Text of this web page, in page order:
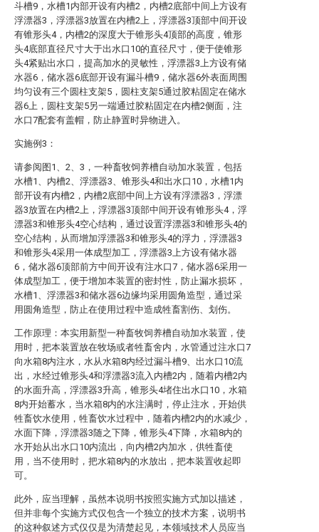
斗槽9，水槽1内部开设有内槽2，内槽2底部中间上方设有
浮漂器3，浮漂器3放置在内槽2上，浮漂器3顶部中间开设
有锥形头4，内槽2的深度大于锥形头4顶部的高度，锥形
头4底部直径尺寸大于出水口10的直径尺寸，便于使锥形
头4紧贴出水口，提高加水的灵敏性，浮漂器3上方设有储
水器6，储水器6底部开设有漏斗槽9，储水器6外表面周围
均匀设有三个圆柱支架5，圆柱支架5通过胶粘固定在储水
器6上，圆柱支架5另一端通过胶粘固定在内槽2侧面，注
水口7配套有盖帽，防止静置时异物进入。
实施例3：
请参阅图1、2、3，一种畜牧饲养槽自动加水装置，包括
水槽1、内槽2、浮漂器3、锥形头4和出水口10，水槽1内
部开设有内槽2，内槽2底部中间上方设有浮漂器3，浮漂
器3放置在内槽2上，浮漂器3顶部中间开设有锥形头4，浮
漂器3和锥形头4空心结构，通过设置浮漂器3和锥形头4的
空心结构，从而增加浮漂器3和锥形头4的浮力，浮漂器3
和锥形头4采用一体成型加工，浮漂器3上方设有储水器
6，储水器6顶部前方中间开设有注水口7，储水器6采用一
体成型加工，便于增加本装置的密封性，防止漏水损坏，
水槽1、浮漂器3和储水器6边缘均采用圆角造型，通过采
用圆角造型，防止在使用过程中造成牲畜割伤、划伤。
工作原理：本实用新型一种畜牧饲养槽自动加水装置，使
用时，把本装置放在牧场或者牲畜舍内，水管通过注水口7
向水箱8内注水，水从水箱8内经过漏斗槽9、出水口10流
出，水经过锥形头4和浮漂器3流入内槽2内，随着内槽2内
的水面升高，浮漂器3升高，锥形头4堵住出水口10，水箱
8内开始蓄水，当水箱8内的水注满时，停止注水，开始供
牲畜饮水使用，牲畜饮水过程中，随着内槽2内的水减少，
水面下降，浮漂器3随之下降，锥形头4下降，水箱8内的
水开始从出水口10内流出，向内槽2内加水，供牲畜使
用，当不使用时，把水箱8内的水放出，把本装置收起即
可。
此外，应当理解，虽然本说明书按照实施方式加以描述，
但并非每个实施方式仅包含一个独立的技术方案，说明书
的这种叙述方式仅仅是为清楚起见，本领域技术人员应当